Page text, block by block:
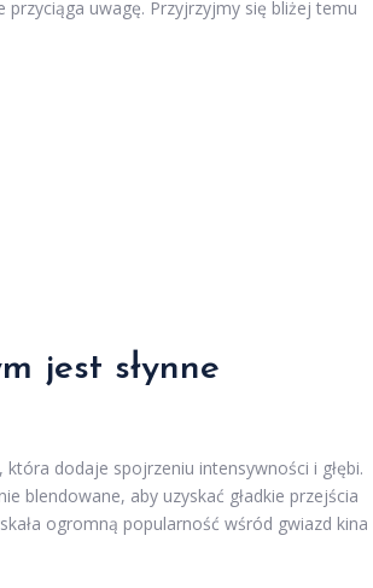
uwagę. Przyjrzyjmy się bliżej temu
jest słynne
dodaje spojrzeniu intensywności i głębi.
blendowane, aby uzyskać gładkie przejścia
ogromną popularność wśród gwiazd kina